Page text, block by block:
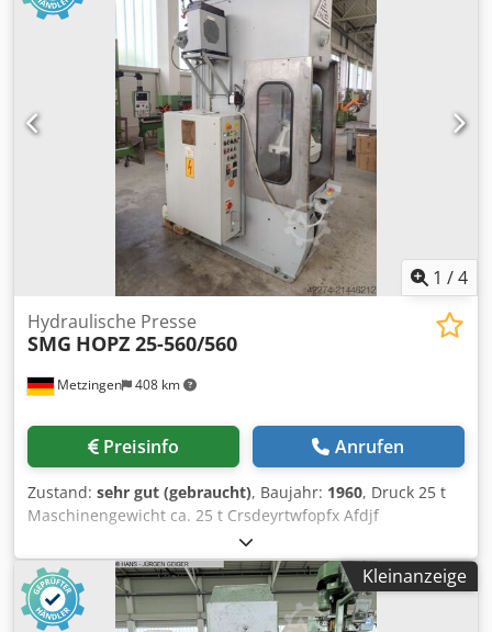
Stößelaufspannfläche 440 x 360 mm -
Stößeleinspannzapfen 40 mm - Tischgröße 630 x 500 mm -
Tischbohrung / Durchbruch 180 mm - E.-Fußtaster - 2
Handbedienpult - Antrieb 400 V / 8,75 kW - Platzbedarf ca.
B 800 x H 2750 x T 1150 mm - Gewicht ca. 2000 kg
1 /4
Metzingen 408 km
Hydraulische Presse
SMG HOPZ 25-560/560
Preisinfo Anrufen
Zustand: sehr gut (gebraucht), Baujahr: 1960, Druck 25 t
Maschinengewicht ca. 25 t Crsdeyrtwfopfx Afdjf
Kleinanzeige